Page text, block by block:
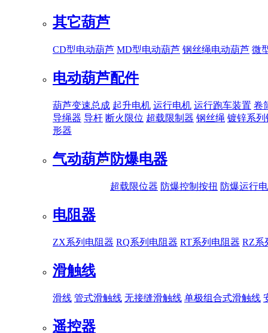
其它葫芦
CD型电动葫芦 MD型电动葫芦 钢丝绳电动葫芦 微
电动葫芦配件
葫芦变速总成 起升电机 运行电机 运行跑车装置 卷
导绳器 导杆 断火限位 超载限制器 钢丝绳 镀锌系列
形器
气动葫芦防爆电器
超载限位器 防爆控制按扭 防爆运行
电阻器
ZX系列电阻器 RQ系列电阻器 RT系列电阻器 RZ系
滑触线
滑线 管式滑触线 无接缝滑触线 单极组合式滑触线
遥控器